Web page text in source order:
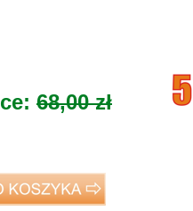
68,00zł